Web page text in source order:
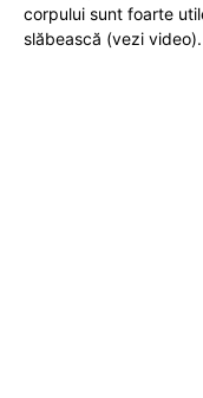
corpului sunt foarte
slăbească (vezi video).